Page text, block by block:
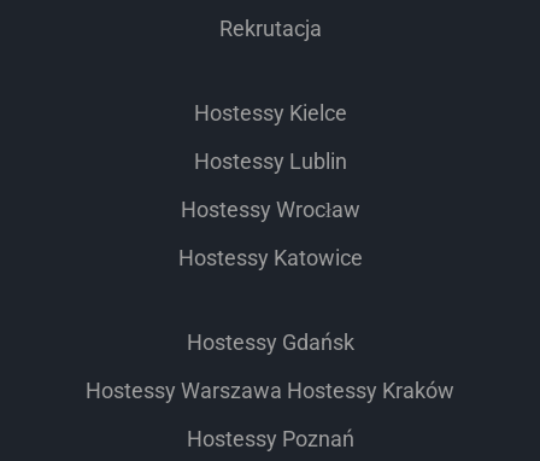
Rekrutacja
Hostessy Kielce
Hostessy Lublin
Hostessy Wrocław
Hostessy Katowice
Hostessy Gdańsk
Hostessy Warszawa Hostessy Kraków
Hostessy Poznań